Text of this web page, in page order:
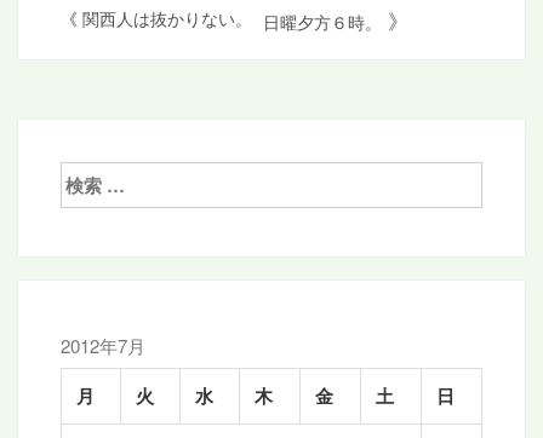
《 関西人は抜かりない。 日曜夕方６時。 》
検
索:
2012年7月
月 火 水 木 金 土 日